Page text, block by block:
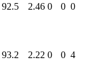
92.5 2.46 0 0 0
93.2 2.22 0 0 4